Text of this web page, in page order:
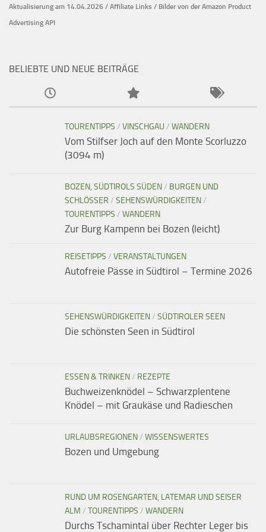
Aktualisierung am 14.04.2026 / Affiliate Links / Bilder von der Amazon Product
Advertising API
BELIEBTE UND NEUE BEITRÄGE
TOURENTIPPS / VINSCHGAU / WANDERN
Vom Stilfser Joch auf den Monte Scorluzzo
(3094 m)
BOZEN, SÜDTIROLS SÜDEN/ BURGEN UND
SCHLÖSSER / SEHENSWÜRDIGKEITEN/
TOURENTIPPS / WANDERN
Zur Burg Kampenn bei Bozen (leicht)
REISETIPPS / VERANSTALTUNGEN
Autofreie Pässe in Südtirol – Termine 2026
SEHENSWÜRDIGKEITEN/ SÜDTIROLER SEEN
Die schönsten Seen in Südtirol
ESSEN & TRINKEN/ REZEPTE
Buchweizenknödel – Schwarzplentene
Knödel – mit Graukäse und Radieschen
URLAUBSREGIONEN/ WISSENSWERTES
Bozen und Umgebung
RUND UM ROSENGARTEN, LATEMAR UND SEISER
ALM / TOURENTIPPS / WANDERN
Durchs Tschamintal über Rechter Leger bis